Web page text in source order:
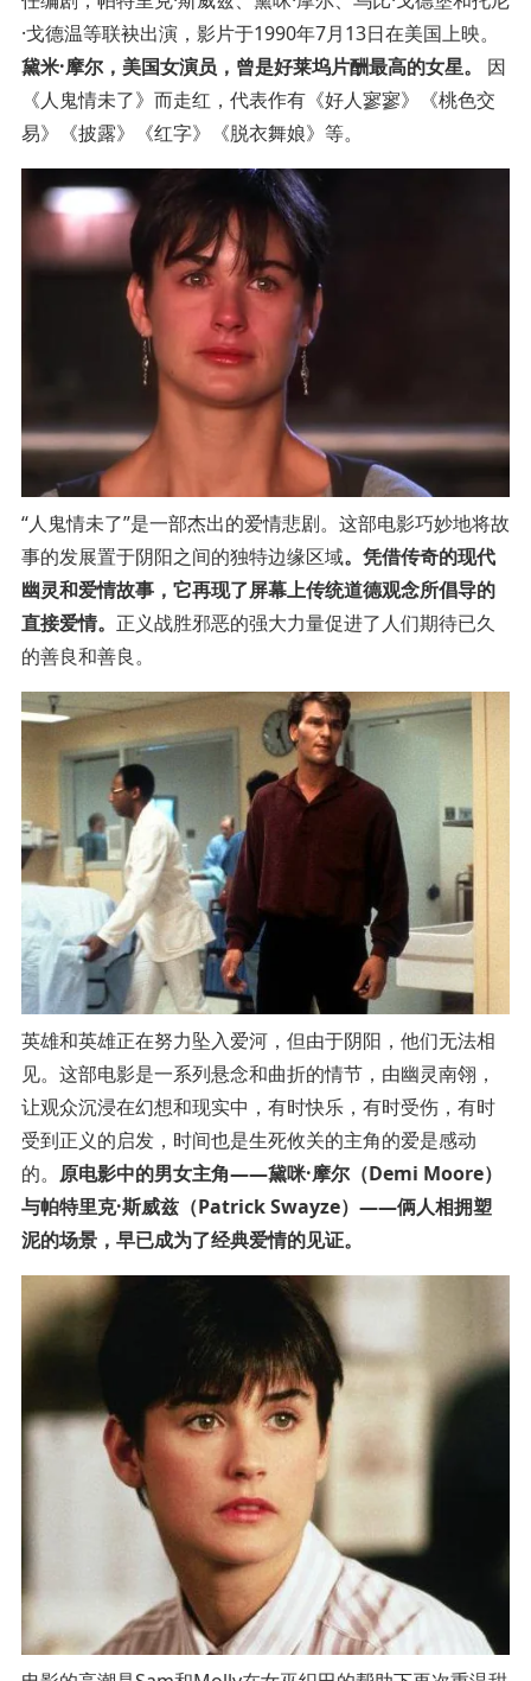
·戈德温等联袂出演，影片于1990年7月13日在美国上映。
黛米·摩尔，美国女演员，曾是好莱坞片酬最高的女星。
因
《人鬼情未了》而走红，代表作有《好人寥寥》《桃色交
易》《披露》《红字》《脱衣舞娘》等。
“人鬼情未了”是一部杰出的爱情悲剧。这部电影巧妙地将故
事的发展置于阴阳之间的独特边缘区域。凭借传奇的现代
幽灵和爱情故事，它再现了屏幕上传统道德观念所倡导的
直接爱情。 正义战胜邪恶的强大力量促进了人们期待已久
的善良和善良。
英雄和英雄正在努力坠入爱河，但由于阴阳，他们无法相
见。这部电影是一系列悬念和曲折的情节，由幽灵南翎，
让观众沉浸在幻想和现实中，有时快乐，有时受伤，有时
受到正义的启发，时间也是生死攸关的主角的爱是感动
的。 原电影中的男女主角——黛咪·摩尔（Demi Moore）
与帕特里克·斯威兹（Patrick Swayze）——俩人相拥塑
泥的场景，早已成为了经典爱情的见证。